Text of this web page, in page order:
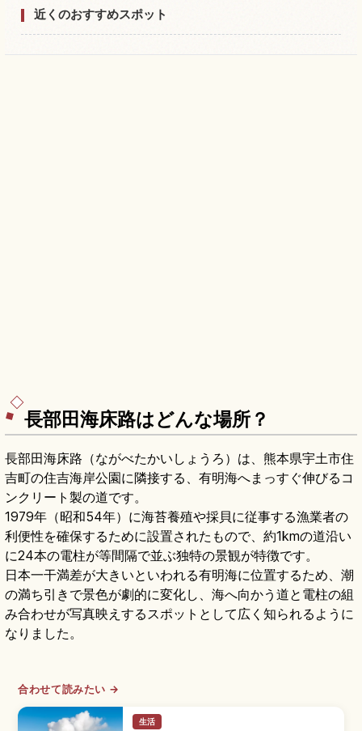
近くのおすすめスポット
長部田海床路はどんな場所？
長部田海床路（ながべたかいしょうろ）は、熊本県宇土市住
吉町の住吉海岸公園に隣接する、有明海へまっすぐ伸びるコ
ンクリート製の道です。
1979年（昭和54年）に海苔養殖や採貝に従事する漁業者の
利便性を確保するために設置されたもので、約1kmの道沿い
に24本の電柱が等間隔で並ぶ独特の景観が特徴です。
日本一干満差が大きいといわれる有明海に位置するため、潮
の満ち引きで景色が劇的に変化し、海へ向かう道と電柱の組
み合わせが写真映えするスポットとして広く知られるように
なりました。
合わせて読みたい →
生活